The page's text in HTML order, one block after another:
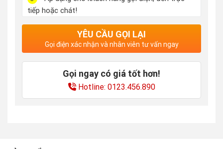
tiếp hoặc chát!
YÊU CẦU GỌI LẠI
Gọi điện xác nhận và nhân viên tư vấn ngay
Gọi ngay có giá tốt hơn!
Hotline: 0123.456.890